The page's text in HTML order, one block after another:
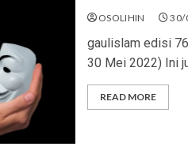
OSOLIHIN 30/
gaulislam edisi
30 Mei 2022) Ini
READ MORE